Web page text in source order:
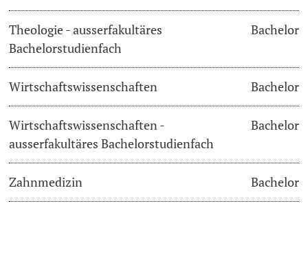
Theologie - ausserfakultäres
Bachelorstudienfach
Bachelor
Wirtschaftswissenschaften Bachelor
Wirtschaftswissenschaften -
ausserfakultäres Bachelorstudienfach
Bachelor
Zahnmedizin Bachelor